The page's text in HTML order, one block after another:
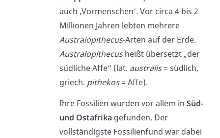
auch ‚Vormenschen‘. Vor circa 4 bis 2
Millionen Jahren lebten mehrere
Australopithecus-Arten auf der Erde.
Australopithecusheißt übersetzt „der
südliche Affe“ (lat. australis= südlich,
griech. pithekos= Affe).
Ihre Fossilien wurden vor allem inSüd-
und Ostafrika gefunden. Der
vollständigste Fossilienfund war dabei